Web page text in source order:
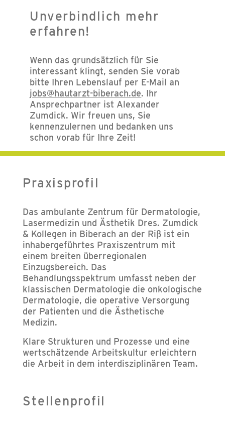
Unverbindlich mehr
erfahren!
Wenn das grundsätzlich für Sie
interessant klingt, senden Sie vorab
bitte Ihren Lebenslauf per E-Mail an
jobs@hautarzt-biberach.de. Ihr
Ansprechpartner ist Alexander
Zumdick. Wir freuen uns, Sie
kennenzulernen und bedanken uns
schon vorab für Ihre Zeit!
Praxisprofil
Das ambulante Zentrum für Dermatologie,
Lasermedizin und Ästhetik Dres. Zumdick
& Kollegen in Biberach an der Riß ist ein
inhabergeführtes Praxiszentrum mit
einem breiten überregionalen
Einzugsbereich. Das
Behandlungsspektrum umfasst neben der
klassischen Dermatologie die onkologische
Dermatologie, die operative Versorgung
der Patienten und die Ästhetische
Medizin.
Klare Strukturen und Prozesse und eine
wertschätzende Arbeitskultur erleichtern
die Arbeit in dem interdisziplinären Team.
Stellenprofil